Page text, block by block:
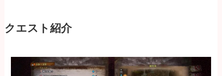
クエスト紹介